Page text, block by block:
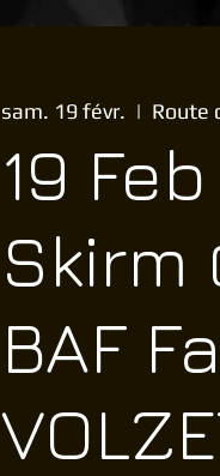
sam. 19 févr.
  |
Route
19
Skirm
BAF